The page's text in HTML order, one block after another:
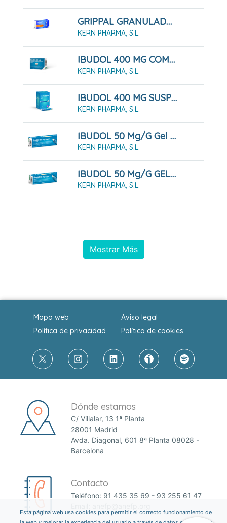
GRIPPAL GRANULADO PARA SOLUCION ORAL , 10 Sobres
KERN PHARMA, S.L.
IBUDOL 400 MG COMPRIMIDOS RECUBIERTOS CON PELICULA EFG , 20 Comprimidos
KERN PHARMA, S.L.
IBUDOL 400 MG SUSPENSION ORAL , 20 Sobres
KERN PHARMA, S.L.
IBUDOL 50 Mg/g Gel , 1 Tubo De 30 G
KERN PHARMA, S.L.
IBUDOL 50 Mg/g GEL , 1 Tubo De 60 G
KERN PHARMA, S.L.
Mostrar Más
Mapa web
Aviso legal
Política de privacidad
Política de cookies
Dónde estamos
C/ Villalar, 13 1ª Planta
28001 Madrid
Avda. Diagonal, 601 8ª Planta 08028 -
Barcelona
Contacto
Teléfono: 91 435 35 69 - 93 255 61 47
Esta página web usa cookies para permitir el correcto funcionamiento de